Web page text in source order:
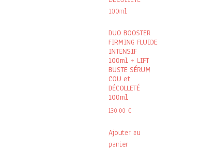
DUO BOOSTER
FIRMING FLUIDE
INTENSIF
100ml + LIFT
BUSTE SÉRUM
COU et
DÉCOLLETÉ
100ml
130,00 €
Ajouter au
panier